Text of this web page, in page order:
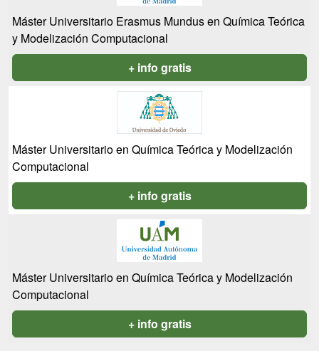
Máster Universitario Erasmus Mundus en Química Teórica
y Modelización Computacional
+ info gratis
Máster Universitario en Química Teórica y Modelización
Computacional
+ info gratis
Máster Universitario en Química Teórica y Modelización
Computacional
+ info gratis